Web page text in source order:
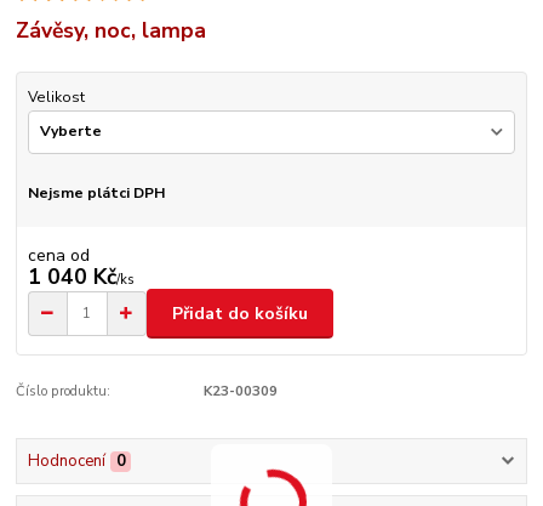
Závěsy, noc, lampa
Velikost
Nejsme plátci DPH
cena od
1 040 Kč/ks
Přidat do košíku
Číslo produktu: K23-00309
Hodnocení 0